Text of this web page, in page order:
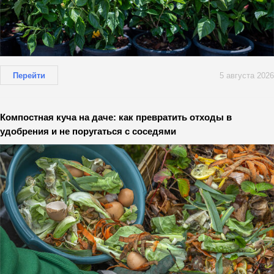
Перейти 5 августа 2026
Компостная куча на даче: как превратить отходы в
удобрения и не поругаться с соседями